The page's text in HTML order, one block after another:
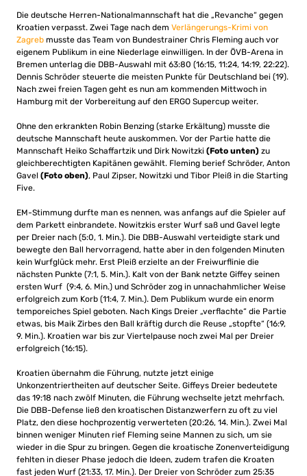
Die deutsche Herren-Nationalmannschaft hat die „Revanche“ gegen
Kroatien verpasst. Zwei Tage nach dem Verlängerungs-Krimi von
Zagreb musste das Team von Bundestrainer Chris Fleming auch vor
eigenem Publikum in eine Niederlage einwilligen. In der ÖVB-Arena in
Bremen unterlag die DBB-Auswahl mit 63:80 (16:15, 11:24, 14:19, 22:22).
Dennis Schröder steuerte die meisten Punkte für Deutschland bei (19).
Nach zwei freien Tagen geht es nun am kommenden Mittwoch in
Hamburg mit der Vorbereitung auf den ERGO Supercup weiter.
Ohne den erkrankten Robin Benzing (starke Erkältung) musste die
deutsche Mannschaft heute auskommen. Vor der Partie hatte die
Mannschaft Heiko Schaffartzik und Dirk Nowitzki (Foto unten) zu
gleichberechtigten Kapitänen gewählt. Fleming berief Schröder, Anton
Gavel (Foto oben), Paul Zipser, Nowitzki und Tibor Pleiß in die Starting
Five.
EM-Stimmung durfte man es nennen, was anfangs auf die Spieler auf
dem Parkett einbrandete. Nowitzkis erster Wurf saß und Gavel legte
per Dreier nach (5:0, 1. Min.). Die DBB-Auswahl verteidigte stark und
bewegte den Ball hervorragend, hatte aber in den folgenden Minuten
kein Wurfglück mehr. Erst Pleiß erzielte an der Freiwurflinie die
nächsten Punkte (7:1, 5. Min.). Kalt von der Bank netzte Giffey seinen
ersten Wurf (9:4, 6. Min.) und Schröder zog in unnachahmlicher Weise
erfolgreich zum Korb (11:4, 7. Min.). Dem Publikum wurde ein enorm
temporeiches Spiel geboten. Nach Kings Dreier „verflachte“ die Partie
etwas, bis Maik Zirbes den Ball kräftig durch die Reuse „stopfte“ (16:9,
9. Min.). Kroatien war bis zur Viertelpause noch zwei Mal per Dreier
erfolgreich (16:15).
Kroatien übernahm die Führung, nutzte jetzt einige
Unkonzentriertheiten auf deutscher Seite. Giffeys Dreier bedeutete
das 19:18 nach zwölf Minuten, die Führung wechselte jetzt mehrfach.
Die DBB-Defense ließ den kroatischen Distanzwerfern zu oft zu viel
Platz, den diese hochprozentig verwerteten (20:26, 14. Min.). Zwei Mal
binnen weniger Minuten rief Fleming seine Mannen zu sich, um sie
wieder in die Spur zu bringen. Gegen die kroatische Zonenverteidigung
fehlten in dieser Phase jedoch die Ideen, zudem trafen die Kroaten
fast jeden Wurf (21:33, 17. Min.). Der Dreier von Schröder zum 25:35